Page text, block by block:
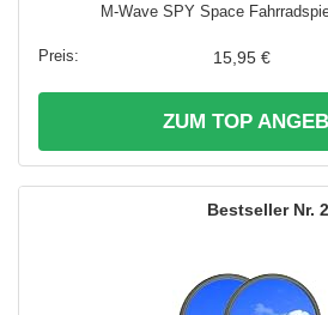
M-Wave SPY Space
15,95 €
ZUM TOP
2